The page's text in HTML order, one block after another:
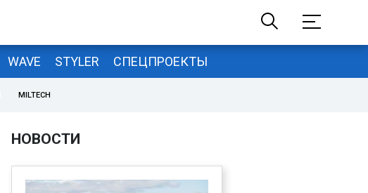
WAVE STYLER СПЕЦПРОЕКТЫ
MILTECH
НОВОСТИ